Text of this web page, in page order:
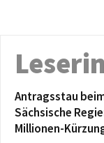
Antragsstau
Sächsische
Millionen-